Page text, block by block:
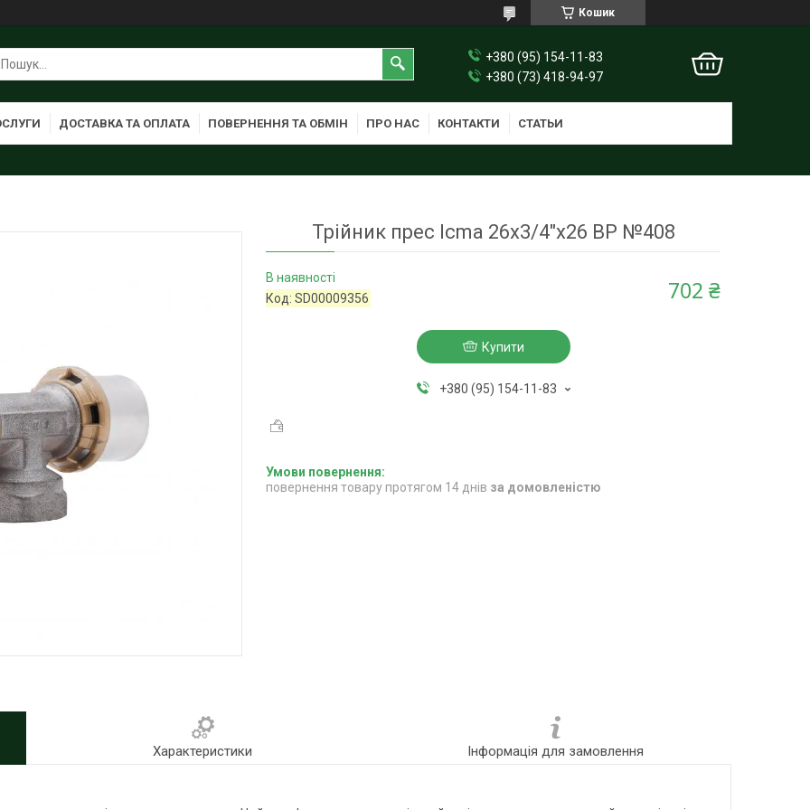
Кошик
+380 (95) 154-11-83
+380 (73) 418-94-97
ДОСТАВКА ТА ОПЛАТА ПОВЕРНЕННЯ ТА ОБМІН ПРО НАС КОНТАКТИ СТАТЬИ
Трійник прес Icma 26х3/4"х26 ВР №408
В наявності
Код:SD00009356 702 ₴
Купити
+380 (95) 154-11-83
повернення товару протягом 14 днів за домовленістю
Характеристики Інформація для замовлення